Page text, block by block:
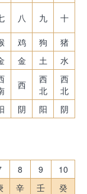
八 九 十
鸡 狗
猪
金 土 水
西
西
北
西
北
阴 阳 阴
8 9
10
辛 壬
癸